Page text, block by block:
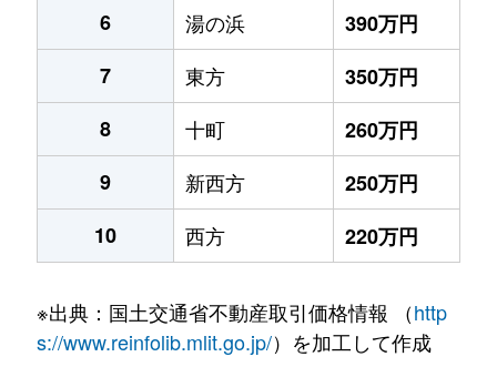
6
湯の浜
390万円
7
東方
350万円
8
十町
260万円
9
新西方
250万円
10
西方 220万円
※出典：国土交通省不動産取引価格情報 （http
s://www.reinfolib.mlit.go.jp/）を加工して作成